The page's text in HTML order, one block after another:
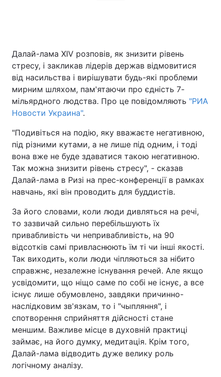
Далай-лама XIV розповів, як знизити рівень
стресу, і закликав лідерів держав відмовитися
від насильства і вирішувати будь-які проблеми
мирним шляхом, пам'ятаючи про єдність 7-
мільярдного людства. Про це повідомляють "РИА
Новости Украина".
"Подивіться на подію, яку вважаєте негативною,
під різними кутами, а не лише під одним, і тоді
вона вже не буде здаватися такою негативною.
Так можна знизити рівень стресу", - сказав
Далай-лама в Ризі на прес-конференції в рамках
навчань, які він проводить для буддистів.
За його словами, коли люди дивляться на речі,
то зазвичай сильно перебільшують їх
привабливість чи непривабливість, на 90
відсотків самі привласнюють їм ті чи інші якості.
Так виходить, коли люди чіпляються за нібито
справжнє, незалежне існування речей. Але якщо
усвідомити, що ніщо саме по собі не існує, а все
існує лише обумовлено, завдяки причинно-
наслідковим зв'язкам, то і "чыпляння", і
спотворення сприйняття дійсності стане
меншим. Важливе місце в духовній практиці
займає, на його думку, медитація. Крім того,
Далай-лама відводить дуже велику роль
логічному аналізу.